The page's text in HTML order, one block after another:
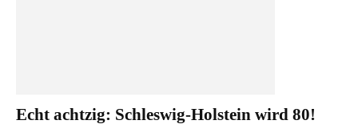
Echt achtzig: Schleswig-Holstein wird 80!